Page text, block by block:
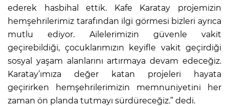
ederek hasbihal ettik. Kafe Karatay projemizin
hemşehrilerimiz tarafından ilgi görmesi bizleri ayrıca
mutlu ediyor. Ailelerimizin güvenle vakit
geçirebildiği, çocuklarımızın keyifle vakit geçirdiği
sosyal yaşam alanlarını artırmaya devam edeceğiz.
Karatay’ımıza değer katan projeleri hayata
geçirirken hemşehrilerimizin memnuniyetini her
zaman ön planda tutmayı sürdüreceğiz.” dedi.